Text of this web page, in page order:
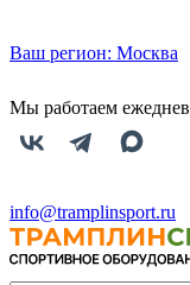
Ваш регион: Москва
Мы работаем
info@tramplinsport.ru